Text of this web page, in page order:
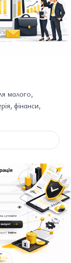
малого,
фінанси,